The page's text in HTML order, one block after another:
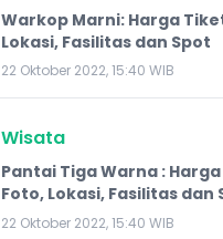
Warkop Marni: Harga
Lokasi, Fasilitas dan Spot
22 Oktober 2022, 15:40 WIB
Wisata
Pantai Tiga Warna :
Foto, Lokasi, Fasilitas dan
22 Oktober 2022, 15:40 WIB